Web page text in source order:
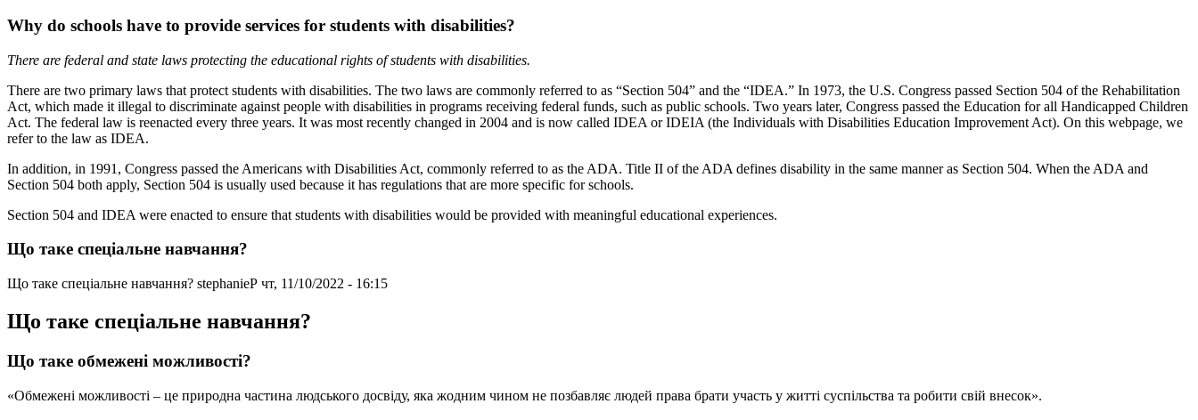
Why do schools have to provide services for students with disabilities?
There are federal and state laws protecting the educational rights of students with disabilities.
There are two primary laws that protect students with disabilities. The two laws are commonly referred to as “Section 504” and the “IDEA.” In 1973, the U.S. Congress passed Section 504 of the Rehabilitation
Act, which made it illegal to discriminate against people with disabilities in programs receiving federal funds, such as public schools. Two years later, Congress passed the Education for all Handicapped Children
Act. The federal law is reenacted every three years. It was most recently changed in 2004 and is now called IDEA or IDEIA (the Individuals with Disabilities Education Improvement Act). On this webpage, we
refer to the law as IDEA.
In addition, in 1991, Congress passed the Americans with Disabilities Act, commonly referred to as the ADA. Title II of the ADA defines disability in the same manner as Section 504. When the ADA and
Section 504 both apply, Section 504 is usually used because it has regulations that are more specific for schools.
Section 504 and IDEA were enacted to ensure that students with disabilities would be provided with meaningful educational experiences.
Що таке спеціальне навчання?
Що таке спеціальне навчання? stephanieP чт, 11/10/2022 - 16:15
Що таке спеціальне навчання?
Що таке обмежені можливості?
«Обмежені можливості – це природна частина людського досвіду, яка жодним чином не позбавляє людей права брати участь у житті суспільства та робити свій внесок».